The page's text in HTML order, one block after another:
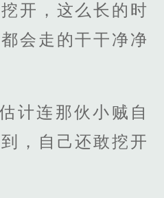
开，这么长的时
会走的干干净净
计连那伙小贼自
，自己还敢挖开